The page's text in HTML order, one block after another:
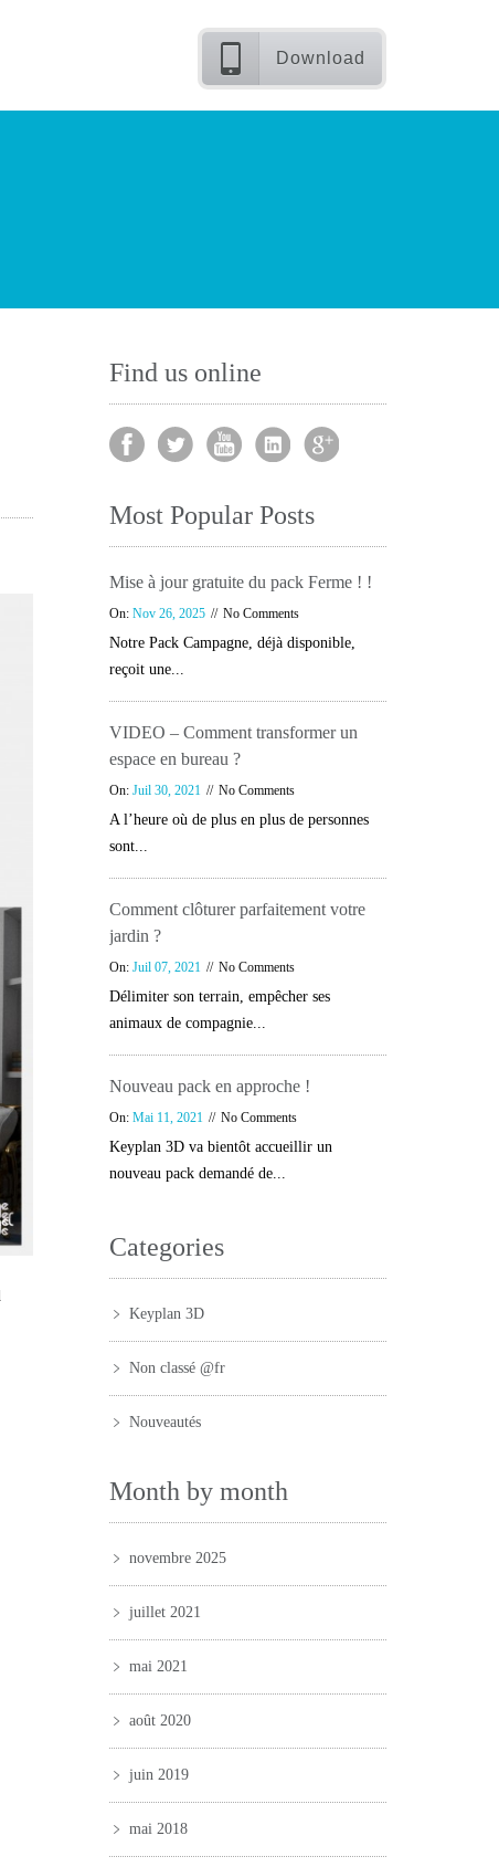
Download
Find us online
Most Popular Posts
Mise à jour gratuite du pack Ferme ! !
On: Nov 26, 2025 No Comments
Notre Pack Campagne, déjà disponible,
reçoit une...
VIDEO – Comment transformer un
espace en bureau ?
On: Juil 30, 2021 No Comments
A l’heure où de plus en plus de personnes
sont...
Comment clôturer parfaitement votre
jardin ?
On: Juil 07, 2021 No Comments
Délimiter son terrain, empêcher ses
animaux de compagnie...
Nouveau pack en approche !
On: Mai 11, 2021 No Comments
Keyplan 3D va bientôt accueillir un
nouveau pack demandé de...
Categories
Keyplan 3D
Non classé @fr
Nouveautés
Month by month
novembre 2025
juillet 2021
mai 2021
août 2020
juin 2019
mai 2018